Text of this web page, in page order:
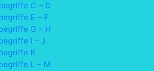
C – D
E – F
G – H
I – J
K
L – M